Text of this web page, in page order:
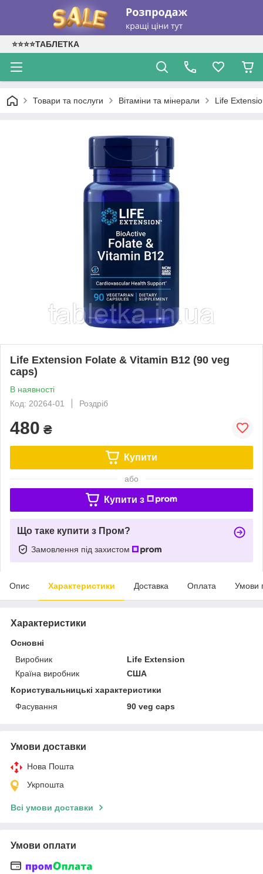
⭐⭐⭐⭐ТАБЛЕТКА
Товари та послуги Вітаміни та мінерали Life
Life Extension Folate & Vitamin B12 (90 veg
caps)
В наявності
Код: 20264-01
Роздріб
480 ₴
Купити
або
Купити з
Що таке купити з Пром?
Замовлення під захистом
Опис Характеристики Доставка Оплата Умови
Характеристики
Основні
Виробник
Life Extension
Країна виробник
США
Користувальницькі характеристики
Фасування
90 veg caps
Умови доставки
Нова Пошта
Укрпошта
Всі умови доставки
Умови оплати